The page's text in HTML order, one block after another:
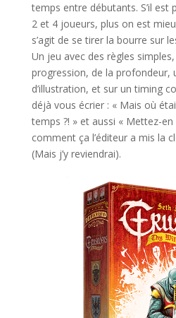
temps entre débutants. S’il est
2 et 4 joueurs, plus on est
s’agit de se tirer la bourre sur
Un jeu avec des règles
progression, de la profondeur,
d’illustration, et sur un timing
déjà vous écrier : « Mais où
temps ?! » et aussi « Mettez-
comment ça l’éditeur a mis la
(Mais j’y reviendrai).